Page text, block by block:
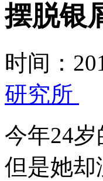
摆脱银
时间：
研究所
今年24
但是她却